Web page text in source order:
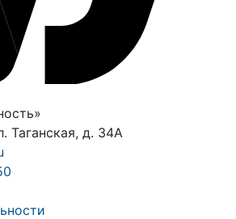
Таганская, д. 34А